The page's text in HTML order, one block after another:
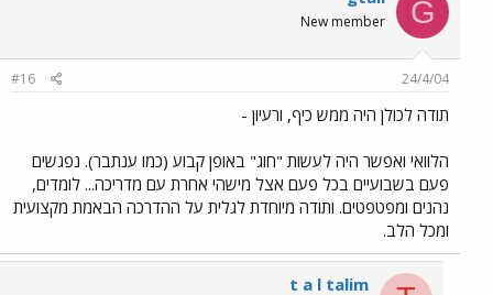
G
New member
24/4/04
#16
תודה לכולן היה ממש כיף, ורעיון -
הלוואי ואפשר היה לעשות "חוג" באופן קבוע (כמו ענתבר). נפגשים
פעם בשבועיים בכל פעם אצל מישהי אחרת עם מדריכה... לומדים,
נהנים ומפטפטים. ותודה מיוחדת לגלית על ההדרכה הבאמת מקצועית
ומכל הלב.
t a l talim